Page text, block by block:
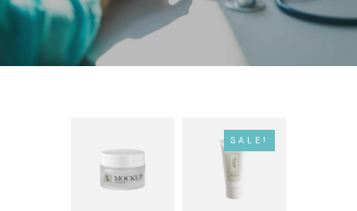
SALE!